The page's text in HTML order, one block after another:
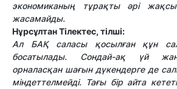
экономиканың тұрақты әрі
жасамайды.
Нұрсұлтан Тілектес, тілші:
Ал БАҚ саласы қосылған құн
босатылады. Сондай-ақ үй
орналасқан шағын дүкендерге де
міндеттелмейді. Тағы бір айта